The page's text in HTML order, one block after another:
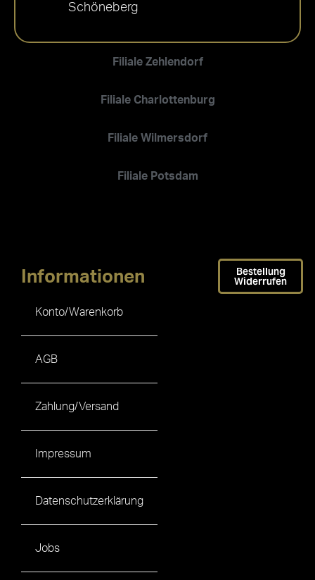
Filiale Zehlendorf
Filiale Charlottenburg
Filiale Wilmersdorf
Filiale Potsdam
Schöneberg
Informationen
Konto/Warenkorb
AGB
Zahlung/Versand
Impressum
Datenschutzerklärung
Jobs
Bestellung
Widerrufen